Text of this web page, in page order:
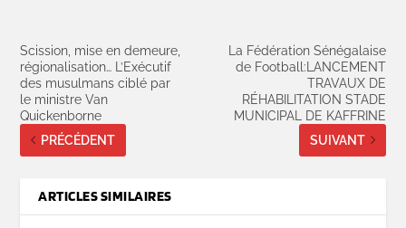
Scission, mise en demeure,
régionalisation… L’Exécutif
des musulmans ciblé par
le ministre Van
Quickenborne
PRÉCÉDENT
La Fédération Sénégalaise
de Football:LANCEMENT
TRAVAUX DE
RÉHABILITATION STADE
MUNICIPAL DE KAFFRINE
SUIVANT
ARTICLES SIMILAIRES